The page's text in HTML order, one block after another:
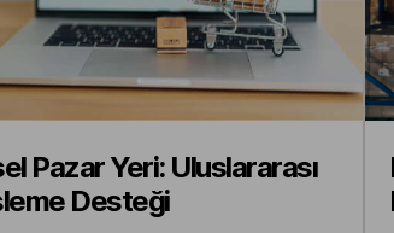
Pazar Yeri: Uluslararası
Desteği